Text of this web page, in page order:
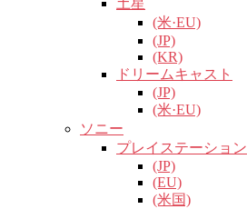
土星
(米·EU)
(JP)
(KR)
ドリームキャスト
(JP)
(米·EU)
ソニー
プレイステーション
(JP)
(EU)
(米国)